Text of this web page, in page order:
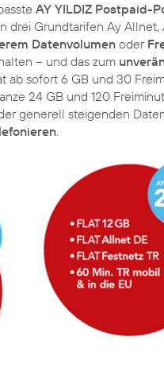
AY YILDIZ Postpaid-
drei Grundtarifen Ay
Datenvolumen oder
– und das zum
ab sofort 6 GB und 30
24 GB und 120
generell steigenden
.